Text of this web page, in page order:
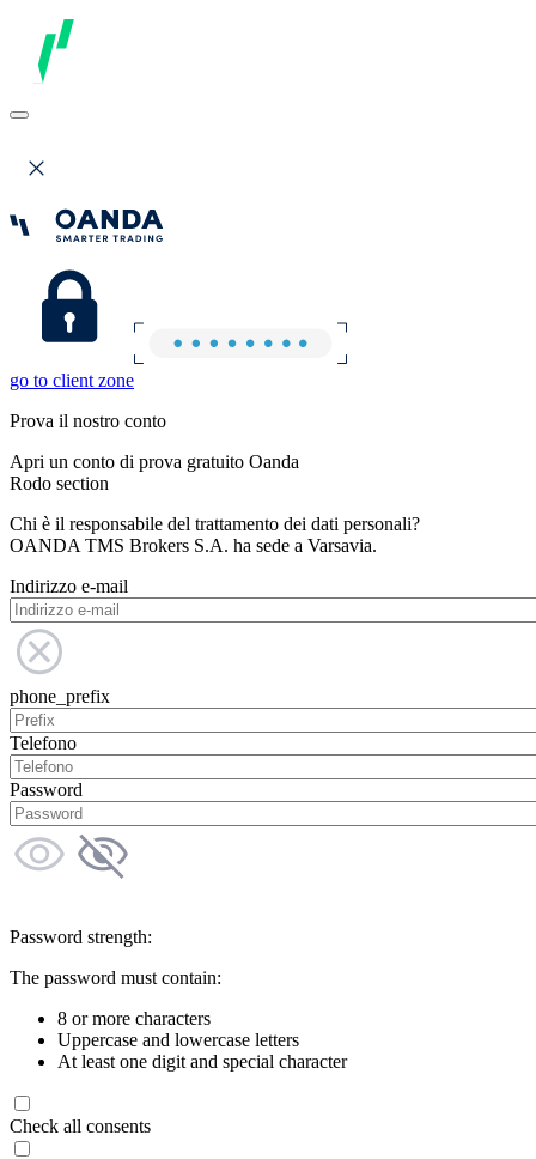
go to client zone
Prova il nostro conto
Apri un conto di prova gratuito Oanda
Rodo section
Chi è il responsabile del trattamento dei dati personali?
OANDA TMS Brokers S.A. ha sede a Varsavia.
Indirizzo e-mail
phone_prefix
Telefono
Password
Password strength:
The password must contain:
8 or more characters
Uppercase and lowercase letters
At least one digit and special character
Check all consents